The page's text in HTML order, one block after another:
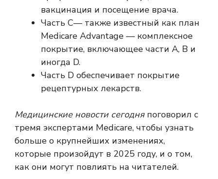
вакцинация и посещение врача.
Часть С— также известный как план
Medicare Advantage — комплексное
покрытие, включающее части A, B и
иногда D.
Часть D обеспечивает покрытие
рецептурных лекарств.
Медицинские новости сегодняпоговорил с
тремя экспертами Medicare, чтобы узнать
больше о крупнейших изменениях,
которые произойдут в 2025 году, и о том,
как они могут повлиять на читателей.